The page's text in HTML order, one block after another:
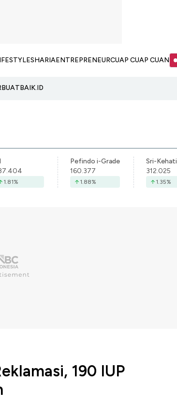
SHARIAENTREPRENEURCUAP CUAP CUAN
1.81%
Pefindo i-Grade
160.377
1.88%
Sri-Kehati
312.025
1.35%
190 IUP